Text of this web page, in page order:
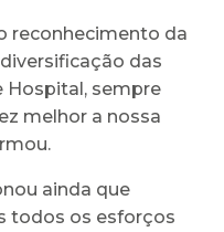
reconhecimento da
das
sempre
melhor a nossa
ainda que
todos os esforços